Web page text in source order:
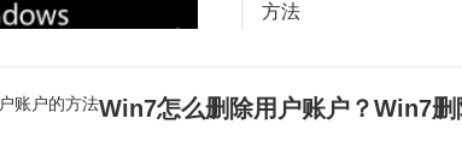
方法
Win7怎么删除用户账户？Win7